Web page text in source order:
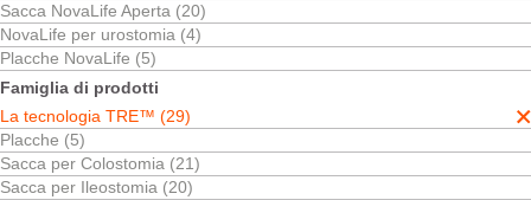
Sacca NovaLife Aperta (20)
NovaLife per urostomia (4)
Placche NovaLife (5)
Famiglia di prodotti
La tecnologia TRE™ (29)
Placche (5)
Sacca per Colostomia (21)
Sacca per Ileostomia (20)